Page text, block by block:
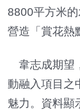
8800平方米的
營造「賞花熱
韋志成期望
動融入項目之
魅力。資料顯